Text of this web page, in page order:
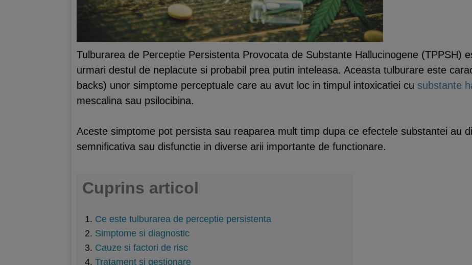
Tulburarea de Perceptie Persistenta Provocata de Substante Hallucinogene (TPPSH)
urmari destul de neplacute si probabil prea putin inteleasa. Aceasta tulburare este
backs) unor simptome perceptuale care au avut loc in timpul intoxicatiei cu substante
mescalina sau psilocibina.
Aceste simptome pot persista sau reaparea mult timp dupa ce efectele substantei au
semnificativa sau disfunctie in diverse arii importante de functionare.
Cuprins articol
Ce este tulburarea de perceptie persistenta
Simptome si diagnostic
Cauze si factori de risc
Tratament si gestionare